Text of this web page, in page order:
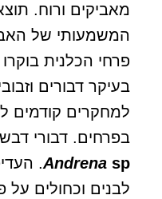
מאביקים ורוח.
המשמעותי של
פרחי הכלנית
בעיקר דבורים
למחקרים קודמים
בפרחים. דבורי
Andrenasp
.
לבנים וכחולים על